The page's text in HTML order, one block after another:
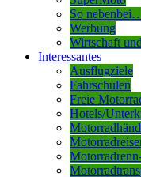
So
Werbung
Wirtschaft
Interessantes
Ausflugziele
Fahrschulen
Freie
Hotels/